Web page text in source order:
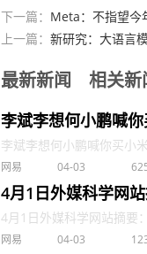
下一篇： Meta：不指望今
上一篇： 新研究：大语言
最新新闻 相关新
李斌李想何小鹏喊
李斌李想何小鹏喊你买小
网易 04-03
4月1日外媒科学网
4月1日外媒科学网站摘要
网易 04-03